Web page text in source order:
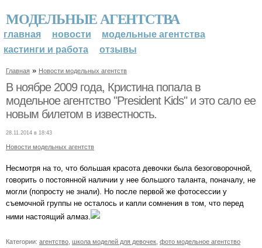
МОДЕЛЬНЫЕ АГЕНТСТВА
главная новости
модельные агентства
кастинги и работа
отзывы
Главная » Новости модельных агентств
В ноябре 2009 года, Кристина попала в
модельное агентство "President Kids" и это сало ее
новым билетом в известность.
28.11.2014 в 18:43
Новости модельных агентств
Несмотря на то, что большая красота девочки была безоговорочной,
говорить о постоянной наличии у нее большого таланта, поначалу, не
могли (попросту не знали). Но после первой же фотосессии у
съемочной группы не осталось и капли сомнения в том, что перед
ними настоящий алмаз.
Категории: агентство школа моделей для девочек фото модельное агентство